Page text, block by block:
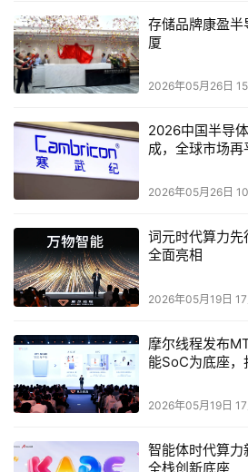
Exchange、SQL和SAP ZDB备份
流应用系统。
总而言之，HP OpenView
软件为中国各类型的企业、不同的
的数据保护，并自动完成日常业务
的最大化。它可确保从任何可能的中
到系统/现场灾难恢复，为企业数
本文来源于DOIT传媒，文章内容仅供
存储品牌康盈
厦
2026年05月26日
2026中国半导
成，全球市场再
2026年05月26日
词元时代算力
全面亮相
2026年05月19日
摩尔线程发布
能SoC为底座，
2026年05月19日
智能体时代算
全栈创新底座